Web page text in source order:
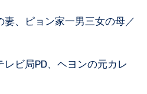
、ピョン家一男三女の母／
ビ局PD、ヘヨンの元カレ